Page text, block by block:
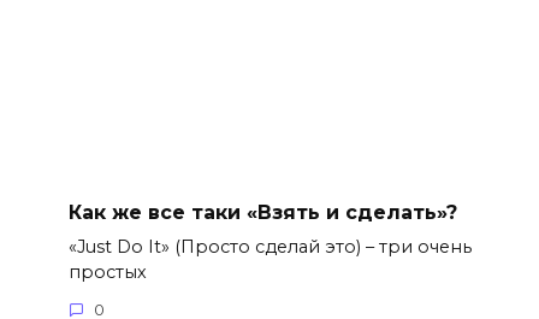
Как же все таки «Взять и сделать»?
«Just Do It» (Просто сделай это) – три очень
простых
0